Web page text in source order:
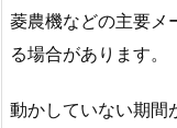
菱農機などの主要メ
る場合があります。
動かしていない期間